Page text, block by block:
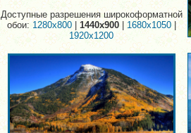
Доступные разрешения широкоформатной
обои: 1280x800 1440x900| 1680x1050
1920x1200